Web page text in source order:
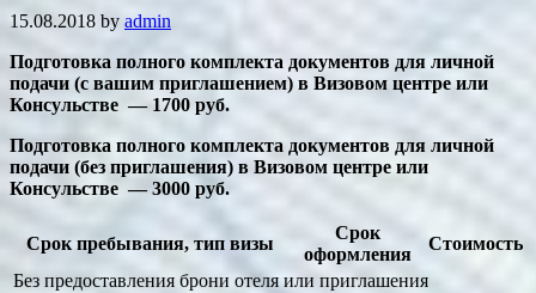
15.08.2018 by admin
Подготовка полного комплекта документов для личной
подачи (с вашим приглашением) в Визовом центре или
Консульстве — 1700 руб.
Подготовка полного комплекта документов для личной
подачи (без приглашения) в Визовом центре или
Консульстве — 3000 руб.
Срок пребывания, тип визы
Срок
оформления
Стоимость
Без предоставления брони отеля или приглашения